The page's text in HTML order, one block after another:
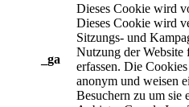
_ga
Dieses Cookie wird
Dieses Cookie wird
Sitzungs- und
Nutzung der Website
erfassen. Die
anonym und weisen
Besuchern zu um sie